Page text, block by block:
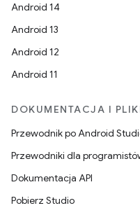
Android 14
Android 13
Android 12
Android 11
DOKUMENTACJA I
Przewodnik po Android
Przewodniki dla
Dokumentacja API
Pobierz Studio